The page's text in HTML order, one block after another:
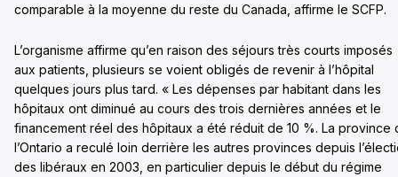
comparable à la moyenne du reste du Canada, affirme le SCFP.
L’organisme affirme qu’en raison des séjours très courts imposés
aux patients, plusieurs se voient obligés de revenir à l’hôpital
quelques jours plus tard. « Les dépenses par habitant dans les
hôpitaux ont diminué au cours des trois dernières années et le
financement réel des hôpitaux a été réduit de 10 %. La province
l’Ontario a reculé loin derrière les autres provinces depuis
des libéraux en 2003, en particulier depuis le début du régime